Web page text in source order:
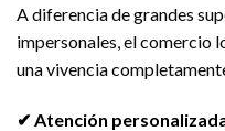
A diferencia de grandes
impersonales, el comercio
una vivencia
✔ Atención